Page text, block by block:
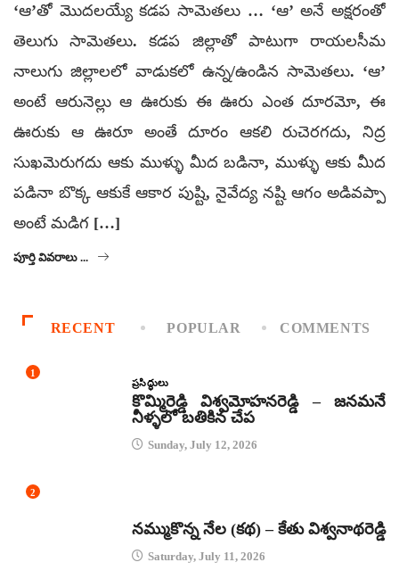
‘ఆ’తో మొదలయ్యే కడప సామెతలు … ‘ఆ’ అనే అక్షరంతో
తెలుగు సామెతలు. కడప జిల్లాతో పాటుగా రాయలసీమ
నాలుగు జిల్లాలలో వాడుకలో ఉన్న/ఉండిన సామెతలు. ‘ఆ’
అంటే ఆరునెల్లు ఆ ఊరుకు ఈ ఊరు ఎంత దూరమో, ఈ
ఊరుకు ఆ ఊరూ అంతే దూరం ఆకలి రుచెరగదు, నిద్ర
సుఖమెరుగదు ఆకు ముళ్ళు మీద బడినా, ముళ్ళు ఆకు మీద
పడినా బొక్క ఆకుకే ఆకార పుష్టి, నైవేద్య నష్టి ఆగం అడివప్పా
అంటే మడిగ […]
పూర్తి వివరాలు ...
RECENT POPULAR COMMENTS
1
ప్రసిద్ధులు
కొమ్మిరెడ్డి విశ్వమోహనరెడ్డి – జనమనే
నీళ్ళలో బతికిన చేప
Sunday, July 12, 2026
2
నమ్ముకొన్న నేల (కథ) – కేతు విశ్వనాథరెడ్డి
Saturday, July 11, 2026